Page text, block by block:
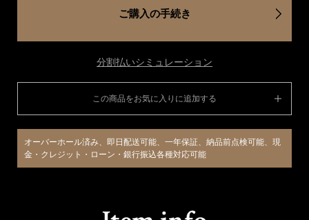
ご購入の手続き
分割払いシミュレーション
この商品をお気に入りに追加する
オーバーホール済み、即日配送可能、一年保証、納品前点検可能、現
金・クレジット・ローン・銀行振込各種対応可能